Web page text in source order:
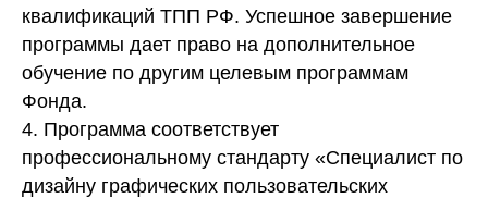
квалификаций ТПП РФ. Успешное завершение
программы дает право на дополнительное
обучение по другим целевым программам
Фонда.
4. Программа соответствует
профессиональному стандарту «Специалист по
дизайну графических пользовательских